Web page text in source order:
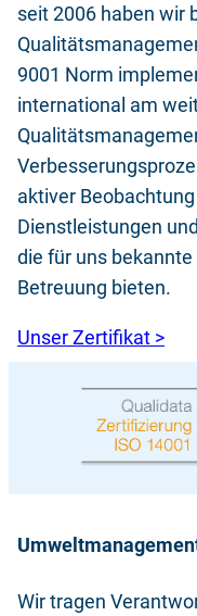
seit 2006 haben wir
9001 Norm
international am
aktiver
Dienstleistungen
die für uns
Betreuung bieten.
Unser Zertifikat >
Wir tragen